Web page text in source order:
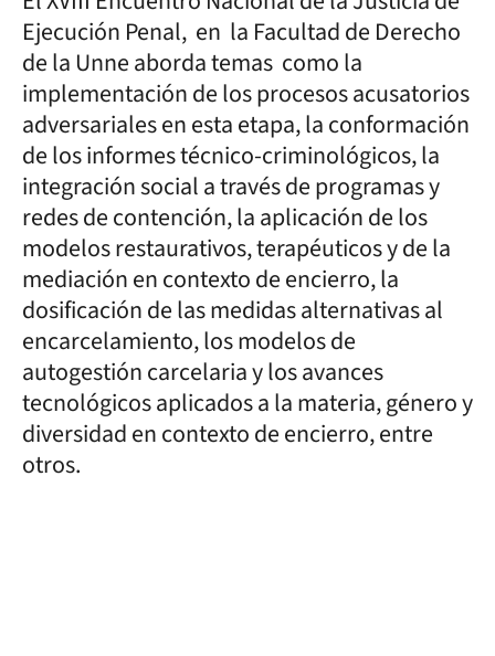
Ejecución Penal, en la Facultad de Derecho
de la Unne aborda temas como la
implementación de los procesos acusatorios
adversariales en esta etapa, la conformación
de los informes técnico-criminológicos, la
integración social a través de programas y
redes de contención, la aplicación de los
modelos restaurativos, terapéuticos y de la
mediación en contexto de encierro, la
dosificación de las medidas alternativas al
encarcelamiento, los modelos de
autogestión carcelaria y los avances
tecnológicos aplicados a la materia, género y
diversidad en contexto de encierro, entre
otros.